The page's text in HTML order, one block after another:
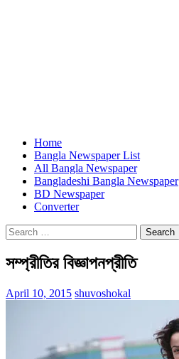
Home
Bangla Newspaper List
All Bangla Newspaper
Bangladeshi Bangla Newspaper
BD Newspaper
Converter
Search
for:
সম্প্রীতির বিজ্ঞাপনপ্রীতি
April 10, 2015 shuvoshokal